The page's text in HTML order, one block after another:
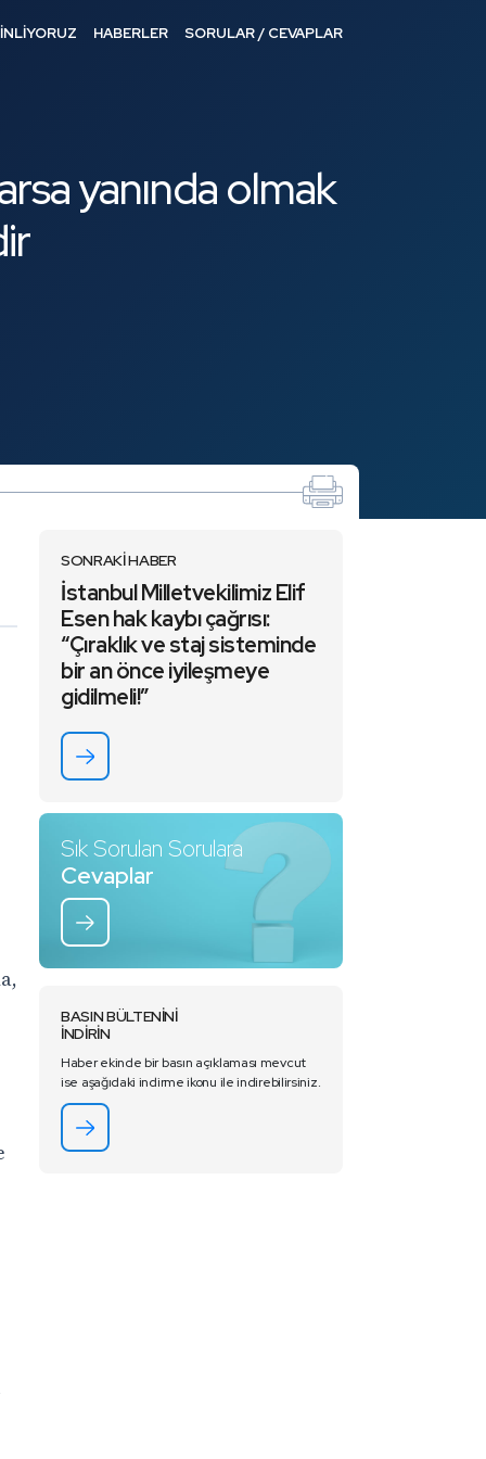
HABERLER SORULAR / CEVAPLAR
yanında olmak
SONRAKİ HABER
İstanbul Milletvekilimiz Elif
Esen hak kaybı çağrısı:
“Çıraklık ve staj sisteminde
bir an önce iyileşmeye
gidilmeli!”
Sık Sorulan Sorulara
Cevaplar
BASIN BÜLTENİNİ
İNDİRİN
Haber ekinde bir basın açıklaması mevcut
ise aşağıdaki indirme ikonu ile indirebilirsiniz.